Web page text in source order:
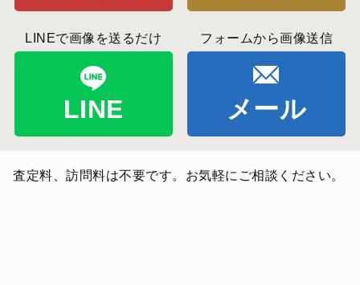
LINEで画像を送るだけ
LINE
フォームから画像送信
メール
査定料、訪問料は不要です。お気軽にご相談ください。